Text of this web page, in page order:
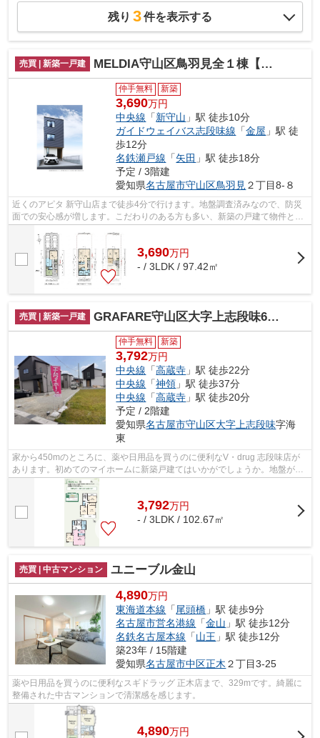
残り 3件を表示する
売買 | 新築一戸建 MELDIA守山区鳥羽見全１棟【仲介手数料無料 鳥羽見小】
仲手無料 新築
3,690万円
中央線 「新守山 」駅 徒歩10分
ガイドウェイバス志段味線 「金屋 」駅 徒
歩12分
名鉄瀬戸線 「矢田 」駅 徒歩18分
予定 / 3階建
愛知県名古屋市守山区鳥羽見 ２丁目8-８
近くのアピタ 新守山店まで徒歩4分で行けます。地盤調査済みなので、防災
面での安心感が増します。こだわりのある方も多い、新築の戸建て物件とな
っております。近年関心が高まってい...
3,690万円
- / 3LDK / 97.42㎡
売買 | 新築一戸建 GRAFARE守山区大字上志段味6期4棟【仲介手数料無料 上志段味東小 志段味中】
仲手無料 新築
3,792万円
中央線 「高蔵寺 」駅 徒歩22分
中央線 「神領 」駅 徒歩37分
中央線 「高蔵寺 」駅 徒歩20分
予定 / 2階建
愛知県名古屋市守山区大字上志段味字海
東
家から450mのところに、薬や日用品を買うのに便利なV・drug 志段味店が
あります。初めてのマイホームに新築戸建てはいかがでしょうか。地盤が弱
いと大惨事になりかねませんので地盤調...
3,792万円
- / 3LDK / 102.67㎡
売買 | 中古マンション ユニーブル金山
4,890万円
東海道本線 「尾頭橋 」駅 徒歩9分
名古屋市営名港線 「金山 」駅 徒歩12分
名鉄名古屋本線 「山王 」駅 徒歩12分
築23年 / 15階建
愛知県名古屋市中区正木 ２丁目3-25
薬や日用品を買うのに便利なスギドラッグ 正木店まで、329mです。綺麗に
整備された中古マンションで清潔感を感じます。
4,890万円